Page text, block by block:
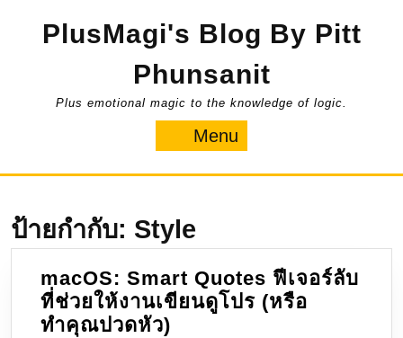
PlusMagi's Blog By Pitt
Phunsanit
Plus emotional magic to the knowledge of logic.
Menu
ป้ายกำกับ: Style
macOS: Smart Quotes ฟีเจอร์ลับ
ที่ช่วยให้งานเขียนดูโปร (หรือ
ทำคุณปวดหัว)